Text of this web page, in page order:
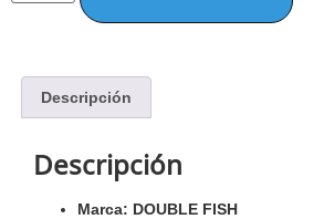
Descripción
Descripción
Marca: DOUBLE FISH